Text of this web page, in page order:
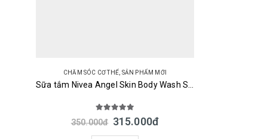
CHĂM SÓC CƠ THỂ, SẢN PHẨM MỚI
Sữa tắm Nivea Angel Skin Body Wash Scent Pump 470ml/480ml Nhật Bản
out of 5
350.000đ 315.000đ